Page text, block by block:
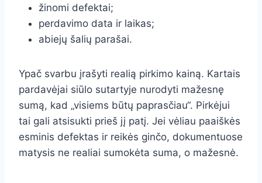
žinomi defektai;
perdavimo data ir laikas;
abiejų šalių parašai.
Ypač svarbu įrašyti realią pirkimo kainą. Kartais
pardavėjai siūlo sutartyje nurodyti mažesnę
sumą, kad „visiems būtų paprasčiau“. Pirkėjui
tai gali atsisukti prieš jį patį. Jei vėliau paaiškės
esminis defektas ir reikės ginčo, dokumentuose
matysis ne realiai sumokėta suma, o mažesnė.